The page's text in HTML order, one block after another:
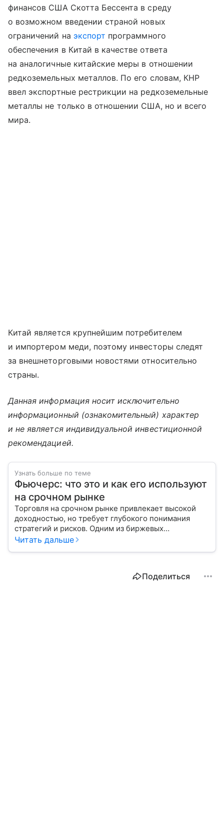
финансов США Скотта Бессента в среду
о возможном введении страной новых
ограничений на экспорт программного
обеспечения в Китай в качестве ответа
на аналогичные китайские меры в отношении
редкоземельных металлов. По его словам, КНР
ввел экспортные рестрикции на редкоземельные
металлы не только в отношении США, но и всего
мира.
Китай является крупнейшим потребителем
и импортером меди, поэтому инвесторы следят
за внешнеторговыми новостями относительно
страны.
Данная информация носит исключительно
информационный (ознакомительный) характер
и не является индивидуальной инвестиционной
рекомендацией.
Узнать больше по теме
Фьючерс: что это и как его используют
на срочном рынке
Торговля на срочном рынке привлекает высокой
доходностью, но требует глубокого понимания
стратегий и рисков. Одним из биржевых
инструментов для краткосрочных инвестиций
Читать дальше
Поделиться